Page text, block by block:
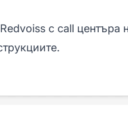
с call центъра